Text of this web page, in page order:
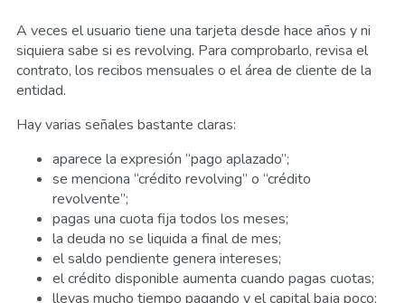
A veces el usuario tiene una tarjeta desde hace años y ni
siquiera sabe si es revolving. Para comprobarlo, revisa el
contrato, los recibos mensuales o el área de cliente de la
entidad.
Hay varias señales bastante claras:
aparece la expresión “pago aplazado”;
se menciona “crédito revolving” o “crédito
revolvente”;
pagas una cuota fija todos los meses;
la deuda no se liquida a final de mes;
el saldo pendiente genera intereses;
el crédito disponible aumenta cuando pagas cuotas;
llevas mucho tiempo pagando y el capital baja poco;